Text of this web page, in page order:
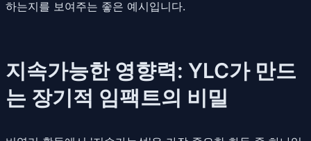
하는지를 보여주는 좋은 예시입니다.
지속가능한 영향력: YLC가 만드
는 장기적 임팩트의 비밀